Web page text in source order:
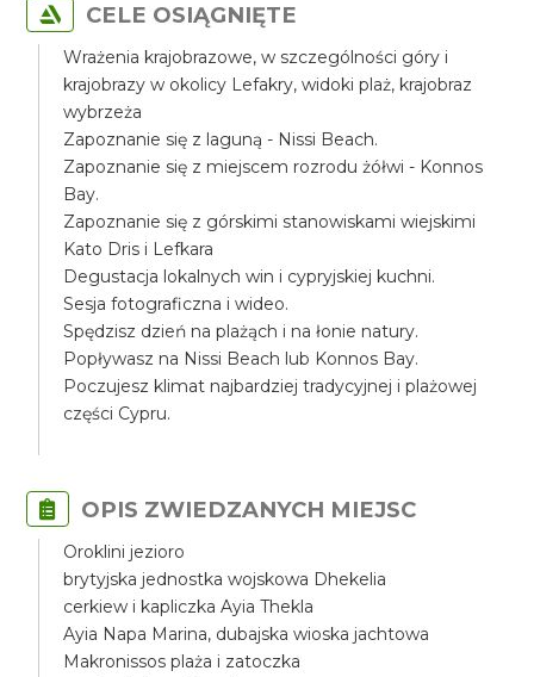
CELE OSIĄGNIĘTE
Wrażenia krajobrazowe, w szczególności góry i
krajobrazy w okolicy Lefakry, widoki plaż, krajobraz
wybrzeża
Zapoznanie się z laguną - Nissi Beach.
Zapoznanie się z miejscem rozrodu żółwi - Konnos
Bay.
Zapoznanie się z górskimi stanowiskami wiejskimi
Kato Dris i Lefkara
Degustacja lokalnych win i cypryjskiej kuchni.
Sesja fotograficzna i wideo.
Spędzisz dzień na plażąch i na łonie natury.
Popływasz na Nissi Beach lub Konnos Bay.
Poczujesz klimat najbardziej tradycyjnej i plażowej
części Cypru.
OPIS ZWIEDZANYCH MIEJSC
Oroklini jezioro
brytyjska jednostka wojskowa Dhekelia
cerkiew i kapliczka Ayia Thekla
Ayia Napa Marina, dubajska wioska jachtowa
Makronissos plaża i zatoczka